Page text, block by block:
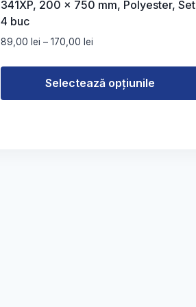
341XP, 200 x 750 mm, Polyester, Set
4 buc
89,00 lei – 170,00 lei
prețuri:
89,00 lei
până
Selectează opțiunile